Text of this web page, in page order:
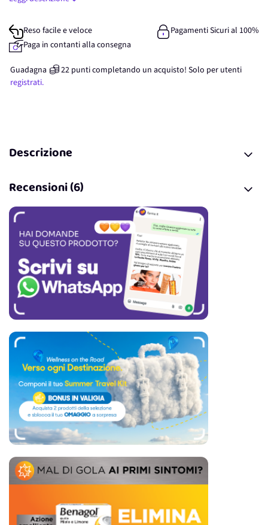
Reso facile e veloce
Pagamenti Sicuri al 100%
Paga in contanti alla consegna
Guadagna 22 punticompletando un acquisto! Solo per utenti
registrati.
Descrizione
Recensioni (6)